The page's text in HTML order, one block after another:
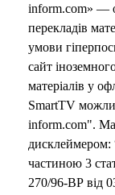
inform.com» —
перекладів
умови
сайт
матеріалів у
SmartTV
inform.com".
дисклеймером:
частиною 3
270/96-ВР від